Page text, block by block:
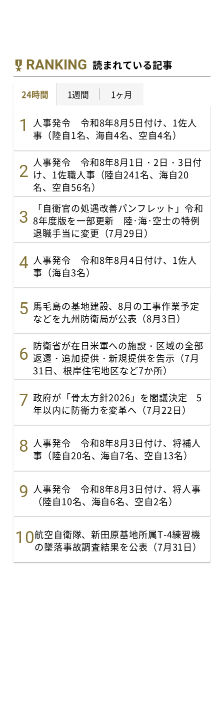
RANKING 読まれている記事
24時間 1週間 1ヶ月
人事発令 令和8年8月5日付け、1佐人
事（陸自1名、海自4名、空自4名）
人事発令 令和8年8月1日・2日・3日付
け、1佐職人事（陸自241名、海自20
名、空自56名）
「自衛官の処遇改善パンフレット」令和
8年度版を一部更新 陸･海･空士の特例
退職手当に変更（7月29日）
人事発令 令和8年8月4日付け、1佐人
事（海自3名）
馬毛島の基地建設、8月の工事作業予定
などを九州防衛局が公表（8月3日）
防衛省が在日米軍への施設・区域の全部
返還・追加提供・新規提供を告示（7月
31日、根岸住宅地区など7か所）
政府が「骨太方針2026」を閣議決定 5
年以内に防衛力を変革へ（7月22日）
人事発令 令和8年8月3日付け、将補人
事（陸自20名、海自7名、空自13名）
人事発令 令和8年8月3日付け、将人事
（陸自10名、海自6名、空自2名）
航空自衛隊、新田原基地所属T-4練習機
の墜落事故調査結果を公表（7月31日）